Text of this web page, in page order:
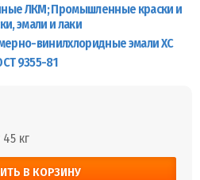
ЛКМ Промышленные краски и
эмали и лаки
винилхлоридные эмали ХС
9355-81
кг
В КОРЗИНУ